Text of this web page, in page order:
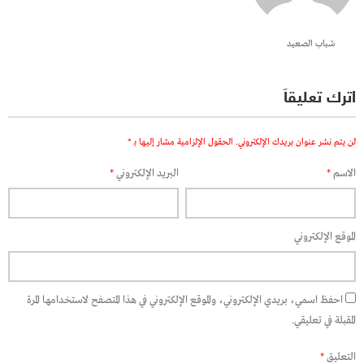
شباب الصعيد
اترك تعليقاً
لن يتم نشر عنوان بريدك الإلكتروني. الحقول الإلزامية مشار إليها بـ *
الاسم* البريد الإلكتروني*
الموقع الإلكتروني
احفظ اسمي، بريدي الإلكتروني، والموقع الإلكتروني في هذا المتصفح لاستخدامها المرة
المقبلة في تعليقي.
التعليق*